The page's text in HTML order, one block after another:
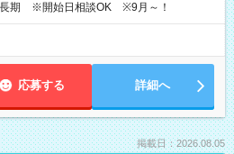
長期 ※開始日相談OK ※9月～！
応募する 詳細へ
掲載日：2026.08.05